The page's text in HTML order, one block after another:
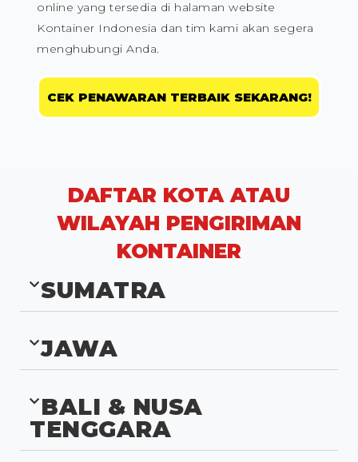
online yang tersedia di halaman website
Kontainer Indonesia dan tim kami akan segera
menghubungi Anda.
CEK PENAWARAN TERBAIK SEKARANG!
DAFTAR KOTA ATAU
WILAYAH PENGIRIMAN
KONTAINER
SUMATRA
JAWA
BALI & NUSA
TENGGARA